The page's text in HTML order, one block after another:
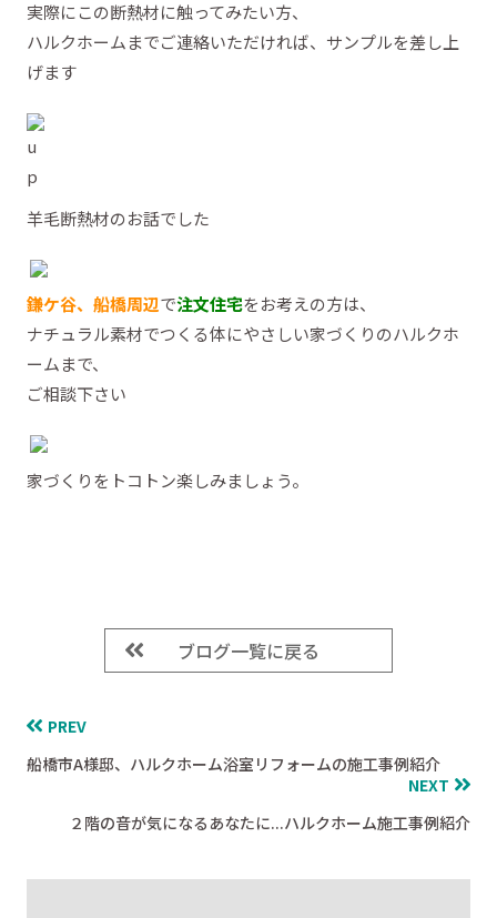
実際にこの断熱材に触ってみたい方、
ハルクホームまでご連絡いただければ、サンプルを差し上
げます
羊毛断熱材のお話でした
鎌ケ谷、船橋周辺で注文住宅をお考えの方は、
ナチュラル素材でつくる体にやさしい家づくりのハルクホ
ームまで、
ご相談下さい
家づくりをトコトン楽しみましょう。
ブログ一覧に戻る
PREV
船橋市A様邸、ハルクホーム浴室リフォームの施工事例紹介
NEXT
２階の音が気になるあなたに...ハルクホーム施工事例紹介